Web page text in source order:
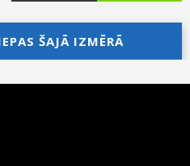
price
was:
€144.00.
Current
price
is:
ŠAJĀ IZMĒRĀ